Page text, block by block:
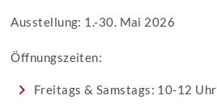
Ausstellung: 1.-30. Mai 2026
Öffnungszeiten:
Freitags & Samstags: 10-12 Uhr